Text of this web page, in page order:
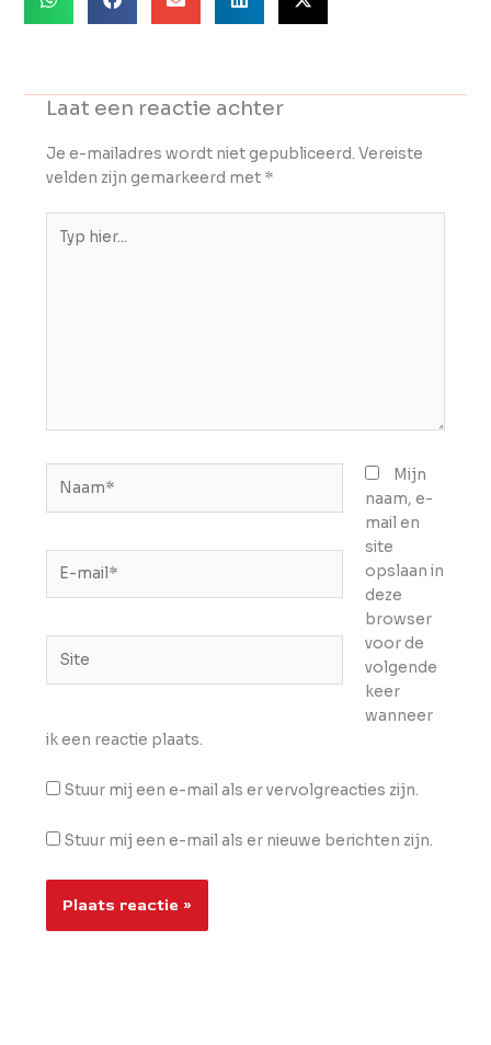
Laat een reactie achter
Je e-mailadres wordt niet gepubliceerd. Vereiste
velden zijn gemarkeerd met *
hier...
mail*
Mijn
naam, e-
mail en
site
opslaan in
deze
browser
voor de
volgende
keer
wanneer
ik een reactie plaats.
Stuur mij een e-mail als er vervolgreacties zijn.
Stuur mij een e-mail als er nieuwe berichten zijn.